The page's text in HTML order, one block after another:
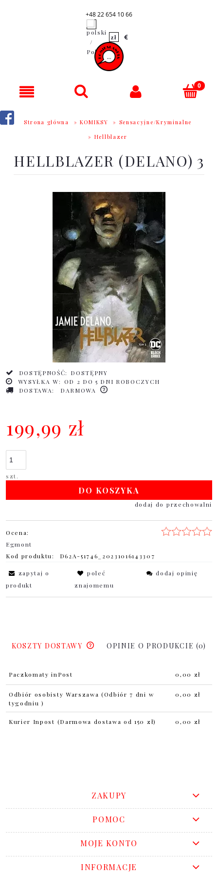
+48 22 654 10 66
Strona główna » KOMIKSY » Sensacyjne/Kryminalne
» Hellblazer
HELLBLAZER (DELANO) 3
DOSTĘPNOŚĆ:
DOSTĘPNY
WYSYŁKA W: OD 2 DO 5 DNI ROBOCZYCH
DOSTAWA:
DARMOWA
199,99 zł
szt.
DO KOSZYKA
dodaj do przechowalni
Ocena:
Egmont
Kod produktu:
D62A-51746_20231016143307
zapytaj o
produkt
poleć
znajomemu
dodaj opinię
KOSZTY DOSTAWY OPINIE O PRODUKCIE (0)
Paczkomaty inPost 0,00 zł
Odbiór osobisty Warszawa (Odbiór 7 dni w
tygodniu )
0,00 zł
Kurier Inpost (Darmowa dostawa od 150 zł) 0,00 zł
ZAKUPY
POMOC
MOJE KONTO
INFORMACJE